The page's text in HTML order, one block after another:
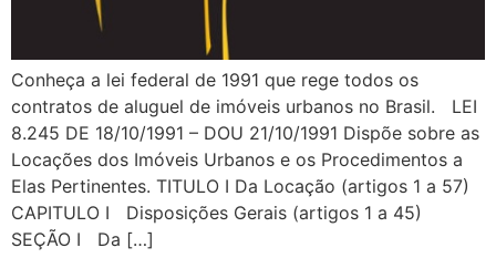
Conheça a lei federal de 1991 que rege todos os
contratos de aluguel de imóveis urbanos no Brasil. LEI
8.245 DE 18/10/1991 – DOU 21/10/1991 Dispõe sobre as
Locações dos Imóveis Urbanos e os Procedimentos a
Elas Pertinentes. TITULO I Da Locação (artigos 1 a 57)
CAPITULO I Disposições Gerais (artigos 1 a 45)
SEÇÃO I Da […]